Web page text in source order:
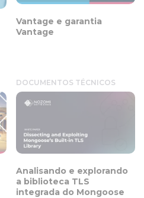
Vantage e garantia
Vantage
DOCUMENTOS TÉCNICOS
Analisando e explorando
a biblioteca TLS
integrada do Mongoose